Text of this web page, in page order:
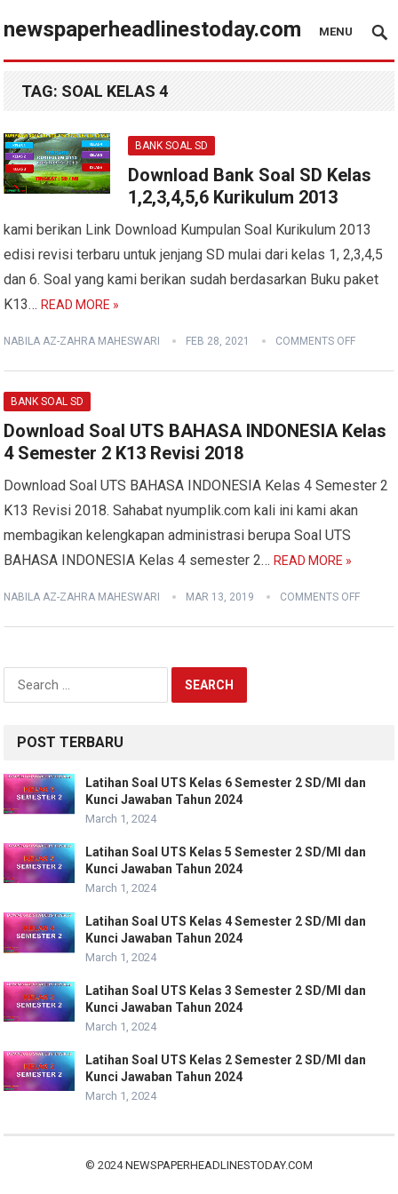
newspaperheadlinestoday.com MENU
TAG: SOAL KELAS 4
BANK SOAL SD
Download Bank Soal SD Kelas
1,2,3,4,5,6 Kurikulum 2013
kami berikan Link Download Kumpulan Soal Kurikulum 2013
edisi revisi terbaru untuk jenjang SD mulai dari kelas 1, 2,3,4,5
dan 6. Soal yang kami berikan sudah berdasarkan Buku paket
K13…READ MORE »
NABILA AZ-ZAHRA MAHESWARI FEB 28, 2021 COMMENTS OFF
BANK SOAL SD
Download Soal UTS BAHASA INDONESIA Kelas
4 Semester 2 K13 Revisi 2018
Download Soal UTS BAHASA INDONESIA Kelas 4 Semester 2
K13 Revisi 2018. Sahabat nyumplik.com kali ini kami akan
membagikan kelengkapan administrasi berupa Soal UTS
BAHASA INDONESIA Kelas 4 semester 2…READ MORE »
NABILA AZ-ZAHRA MAHESWARI MAR 13, 2019 COMMENTS OFF
Search
for:
POST TERBARU
Latihan Soal UTS Kelas 6 Semester 2 SD/MI dan
Kunci Jawaban Tahun 2024
March 1, 2024
Latihan Soal UTS Kelas 5 Semester 2 SD/MI dan
Kunci Jawaban Tahun 2024
March 1, 2024
Latihan Soal UTS Kelas 4 Semester 2 SD/MI dan
Kunci Jawaban Tahun 2024
March 1, 2024
Latihan Soal UTS Kelas 3 Semester 2 SD/MI dan
Kunci Jawaban Tahun 2024
March 1, 2024
Latihan Soal UTS Kelas 2 Semester 2 SD/MI dan
Kunci Jawaban Tahun 2024
March 1, 2024
© 2024NEWSPAPERHEADLINESTODAY.COM